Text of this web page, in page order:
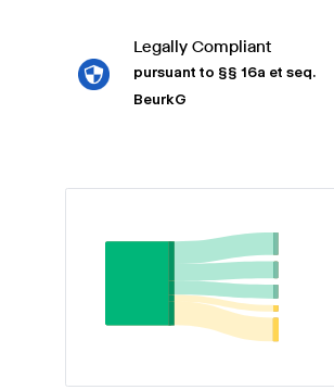
Legally Compliant
pursuant to §§ 16a et seq.
BeurkG